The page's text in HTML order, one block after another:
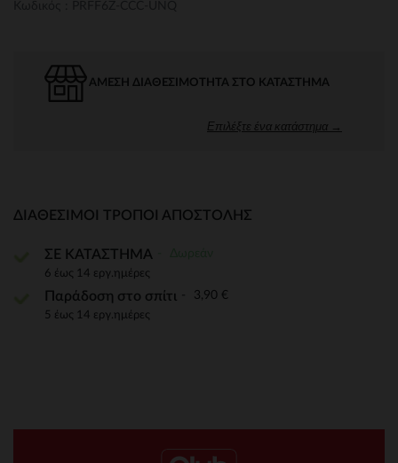
ΆΜΕΣΗ ΔΙΑΘΕΣΙΜΌΤΗΤΑ ΣΤΟ ΚΑΤΆΣΤΗΜΑ
Επιλέξτε ένα κατάστημα →
ΔΙΑΘΈΣΙΜΟΙ ΤΡΌΠΟΙ ΑΠΟΣΤΟΛΉΣ
ΣΕ ΚΑΤΑΣΤΗΜΑ
6 έως 14 εργ.ημέρες
Παράδοση στο σπίτι 3,90 €
5 έως 14 εργ.ημέρες